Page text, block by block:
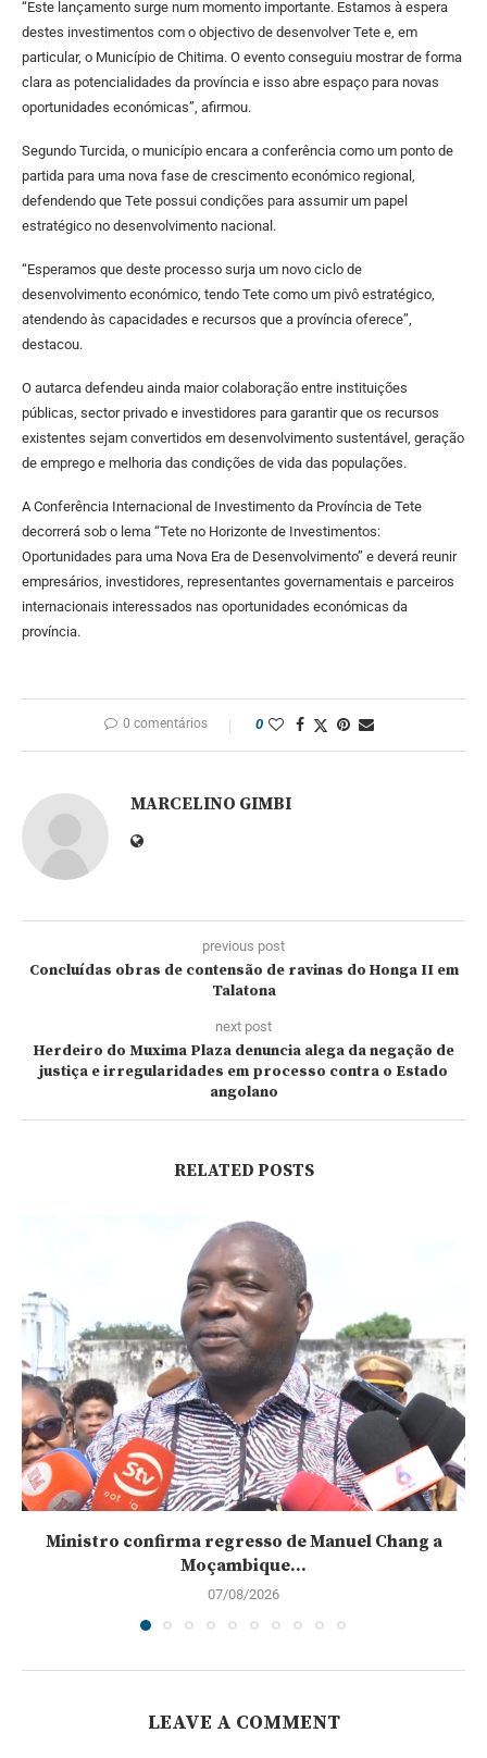
“Este lançamento surge num momento importante. Estamos à espera
destes investimentos com o objectivo de desenvolver Tete e, em
particular, o Município de Chitima. O evento conseguiu mostrar de forma
clara as potencialidades da província e isso abre espaço para novas
oportunidades económicas”, afirmou.
Segundo Turcida, o município encara a conferência como um ponto de
partida para uma nova fase de crescimento económico regional,
defendendo que Tete possui condições para assumir um papel
estratégico no desenvolvimento nacional.
“Esperamos que deste processo surja um novo ciclo de
desenvolvimento económico, tendo Tete como um pivô estratégico,
atendendo às capacidades e recursos que a província oferece”,
destacou.
O autarca defendeu ainda maior colaboração entre instituições
públicas, sector privado e investidores para garantir que os recursos
existentes sejam convertidos em desenvolvimento sustentável, geração
de emprego e melhoria das condições de vida das populações.
A Conferência Internacional de Investimento da Província de Tete
decorrerá sob o lema “Tete no Horizonte de Investimentos:
Oportunidades para uma Nova Era de Desenvolvimento” e deverá reunir
empresários, investidores, representantes governamentais e parceiros
internacionais interessados nas oportunidades económicas da
província.
0 comentários 0
MARCELINO GIMBI
previous post
Concluídas obras de contensão de ravinas do Honga II em
Talatona
next post
Herdeiro do Muxima Plaza denuncia alega da negação de
justiça e irregularidades em processo contra o Estado
angolano
RELATED POSTS
Ministro confirma regresso de Manuel Chang a
Moçambique...
07/08/2026
LEAVE A COMMENT